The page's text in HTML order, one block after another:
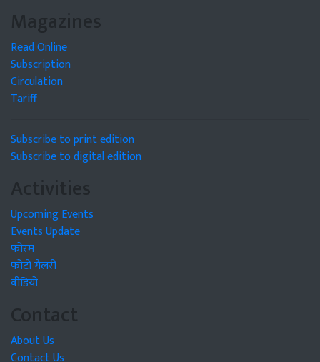
Magazines
Read Online
Subscription
Circulation
Tariff
Subscribe to print edition
Subscribe to digital edition
Activities
Upcoming Events
Events Update
फोरम
फोटो गैलरी
वीडियो
Contact
About Us
Contact Us